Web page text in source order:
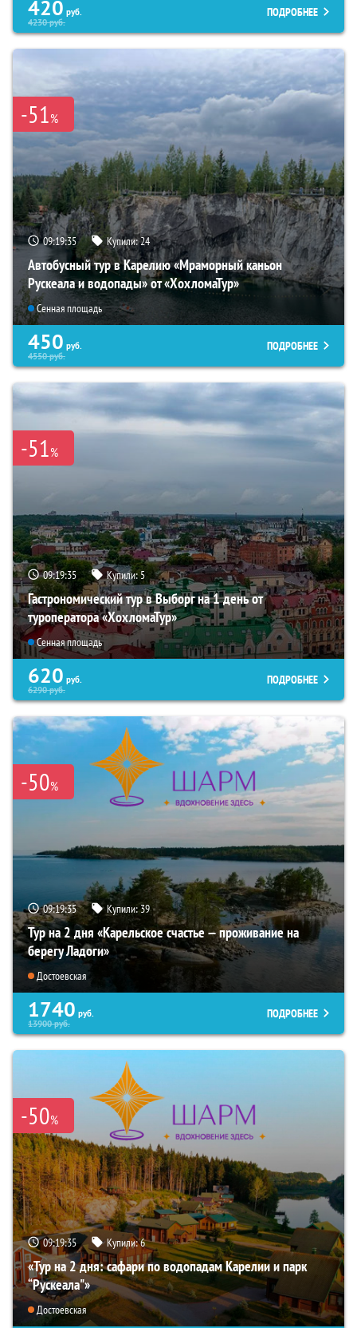
420 руб.
4230руб.
ПОДРОБНЕЕ
-51%
09:19:34 Купили:24
Автобусный тур в Карелию «Мраморный каньон
Рускеала и водопады» от «ХохломаТур»
Сенная площадь
450 руб.
4550руб.
ПОДРОБНЕЕ
-51%
09:19:34 Купили:5
Гастрономический тур в Выборг на 1 день от
туроператора «ХохломаТур»
Сенная площадь
620 руб.
6290руб.
ПОДРОБНЕЕ
-50%
09:19:34 Купили:39
Тур на 2 дня «Карельское счастье — проживание на
берегу Ладоги»
Достоевская
1740 руб.
13900руб.
ПОДРОБНЕЕ
-50%
09:19:34 Купили:6
«Тур на 2 дня: сафари по водопадам Карелии и парк
“Рускеала"»
Достоевская